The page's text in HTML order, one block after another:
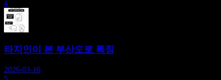
4
타지인이 본 부산도로 특징
2026-03-16